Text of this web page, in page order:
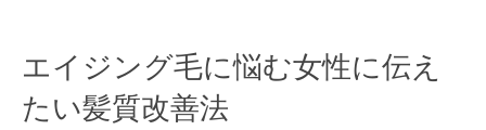
エイジング毛に悩む女性に伝え
たい髪質改善法